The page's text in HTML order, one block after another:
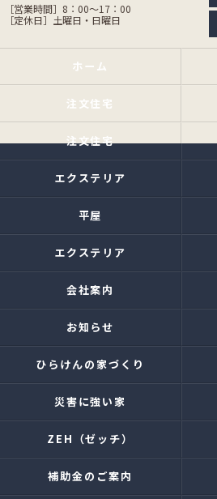
［営業時間］8：00〜17：00
［定休日］土曜日・日曜日
ホーム
注文住宅
注文住宅
エクステリア
平屋
エクステリア
会社案内
お知らせ
ひらけんの家づくり
災害に強い家
ZEH（ゼッチ）
補助金のご案内